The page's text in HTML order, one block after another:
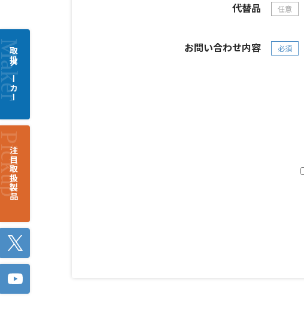
代替品 任意
お問い合わせ内容 必須
取扱メーカー
注目取扱製品